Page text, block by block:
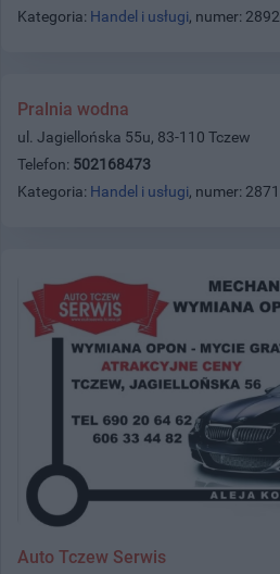
Kategoria: Handel i usługi, numer: 2892
Pralnia wodna
ul. Jagiellońska 55u, 83-110 Tczew
Telefon: 502168473
Kategoria: Handel i usługi, numer: 2871
Auto Tczew Serwis